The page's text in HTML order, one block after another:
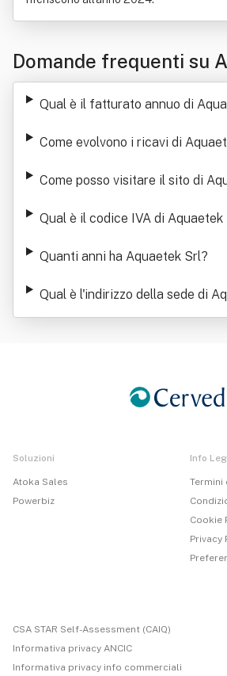
Domande frequenti su
Qual è il fatturato annuo di
Come evolvono i ricavi di
Come posso visitare il sito di
Qual è il codice IVA di Aquaetek
Quanti anni ha Aquaetek Srl?
Qual è l'indirizzo della sede di
Soluzioni
Atoka Sales
Powerbiz
Info
Termini
Cookie
Privacy
CSA STAR Self-Assessment (CAIQ)
Informativa privacy ANCIC
Informativa privacy info commerciali